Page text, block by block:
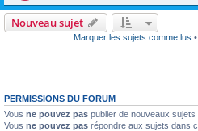
Nouveau sujet
Marquer les sujets comme lus
PERMISSIONS DU FORUM
Vous ne pouvez pas publier de nouveaux
Vous ne pouvez pas répondre aux sujets dans